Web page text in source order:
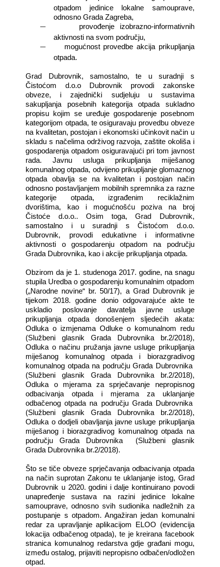
otpadom jedinice lokalne samouprave,
odnosno Grada Zagreba,
―
provođenje izobrazno-informativnih
aktivnosti na svom području,
―
mogućnost provedbe akcija prikupljanja
otpada.
Grad Dubrovnik, samostalno, te u suradnji s
Čistoćom d.o.o Dubrovnik provodi zakonske
obveze, i zajednički sudjeluju u sustavima
sakupljanja posebnih kategorija otpada sukladno
propisu kojim se uređuje gospodarenje posebnom
kategorijom otpada, te osiguravaju provedbu obveze
na kvalitetan, postojan i ekonomski učinkovit način u
skladu s načelima održivog razvoja, zaštite okoliša i
gospodarenja otpadom osiguravajući pri tom javnost
rada. Javnu usluga prikupljanja miješanog
komunalnog otpada, odvijeno prikupljanje glomaznog
otpada obavlja se na kvalitetan i postojan način
odnosno postavljanjem mobilnih spremnika za razne
kategorije otpada, izgrađenim reciklažnim
dvorištima, kao i mogućnošću poziva na broj
Čistoće d.o.o.. Osim toga, Grad Dubrovnik,
samostalno i u suradnji s Čistoćom d.o.o.
Dubrovnik, provodi edukativne i informativne
aktivnosti o gospodarenju otpadom na području
Grada Dubrovnika, kao i akcije prikupljanja otpada.
Obzirom da je 1. studenoga 2017. godine, na snagu
stupila Uredba o gospodarenju komunalnim otpadom
(„Narodne novine“ br. 50/17), a Grad Dubrovnik je
tijekom 2018. godine donio odgovarajuće aktete
uskladio poslovanje davatelja javne usluge
prikupljanja otpada donošenjem sljedećih akata:
Odluka o izmjenama Odluke o komunalnom redu
(Službeni glasnik Grada Dubrovnika br.2/2018),
Odluka o načinu pružanja javne usluge prikupljanja
miješanog komunalnog otpada i biorazgradivog
komunalnog otpada na području Grada Dubrovnika
(Službeni glasnik Grada Dubrovnika br.2/2018),
Odluka o mjerama za sprječavanje nepropisnog
odbacivanja otpada i mjerama za uklanjanje
odbačenog otpada na području Grada Dubrovnika
(Službeni glasnik Grada Dubrovnika br.2/2018),
Odluka o dodjeli obavljanja javne usluge prikupljanja
miješanog i biorazgradivog komunalnog otpada na
području Grada Dubrovnika
(Službeni glasnik
Grada Dubrovnika br.2/2018).
Što se tiče obveze sprječavanja odbacivanja otpada
na način suprotan Zakonu te uklanjanje istog, Grad
Dubrovnik u 2020. godini i dalje kontinuirano povodi
unapređenje sustava na razini jedinice lokalne
samouprave, odnosno svih sudionika nadležnih za
postupanje s otpadom. Angažiran jedan komunalni
redar za upravljanje aplikacijom ELOO (evidencija
lokacija odbačenog otpada), te je kreirana facebook
stranica komunalnog redarstva gdje građani mogu,
između ostalog, prijaviti nepropisno odbačen/odložen
otpad.